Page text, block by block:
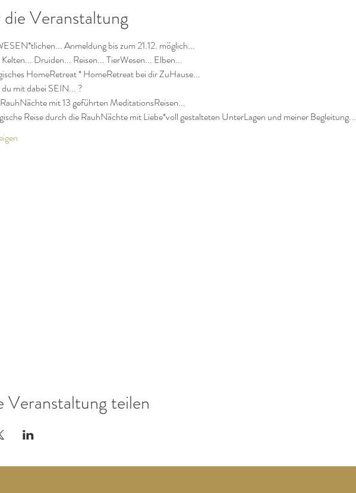
Veranstaltung
Anmeldung bis zum 21.12. möglich...
Druiden... Reisen... TierWesen... Elben...
HomeRetreat * HomeRetreat bei dir ZuHause...
mit dabei SEIN... ?
mit 13 geführten MeditationsReisen...
Reise durch die RauhNächte mit Liebe*voll gestalteten UnterLagen und meiner Begleitung...
Veranstaltung teilen